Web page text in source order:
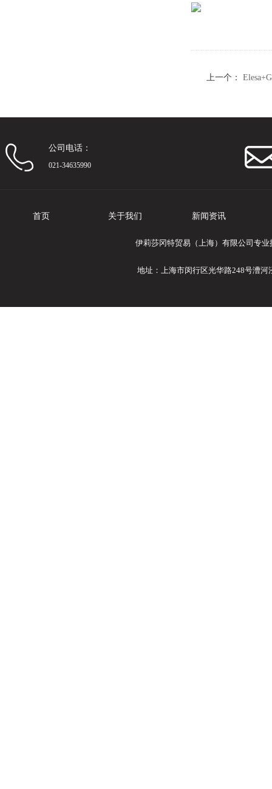
上一个：
公司电话：
021-34635990
首页 关于我们 新闻资讯
伊莉莎冈特贸易（上海）有限公司专业
地址：上海市闵行区光华路248号漕